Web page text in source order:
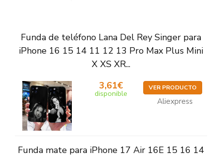
Funda de teléfono Lana Del Rey Singer para
iPhone 16 15 14 11 12 13 Pro Max Plus Mini
X XS XR...
3,61€
disponible
VER PRODUCTO
Aliexpress
Funda mate para iPhone 17 Air 16E 15 16 14